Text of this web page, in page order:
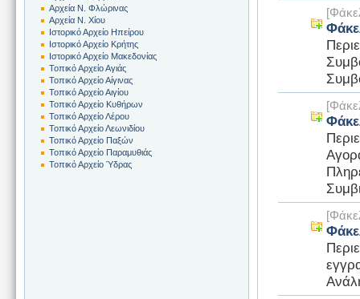
Αρχεία Ν. Φλώρινας
Αρχεία Ν. Χίου
Ιστορικό Αρχείο Ηπείρου
Ιστορικό Αρχείο Κρήτης
Ιστορικό Αρχείο Μακεδονίας
Τοπικό Αρχείο Αγιάς
Τοπικό Αρχείο Αίγινας
Τοπικό Αρχείο Αιγίου
Τοπικό Αρχείο Κυθήρων
Τοπικό Αρχείο Λέρου
Τοπικό Αρχείο Λεωνιδίου
Τοπικό Αρχείο Παξών
Τοπικό Αρχείο Παραμυθιάς
Τοπικό Αρχείο Ύδρας